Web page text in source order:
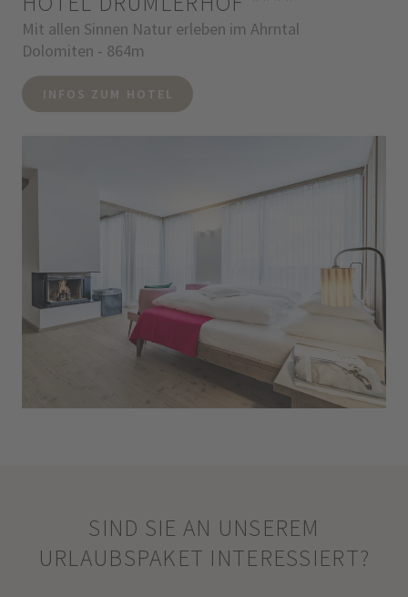
Mit allen Sinnen Natur erleben im Ahrntal
Dolomiten - 864m
INFOS ZUM HOTEL
SIND SIE AN UNSEREM
URLAUBSPAKET INTERESSIERT?